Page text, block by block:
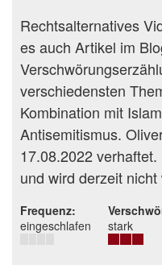
Beurteilung
Rechtsalternatives
es auch Artikel im
verschiedensten
Kombination mit
Antisemitismus.
17.08.2022
und wird derzeit
Frequenz
eingeschlafen
stark